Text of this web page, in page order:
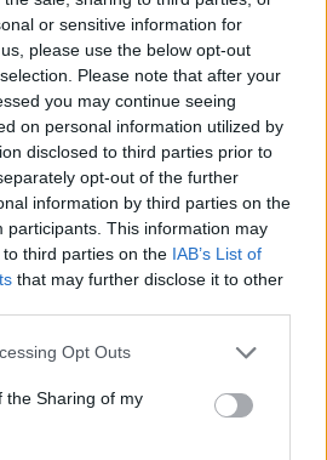
or sensitive information for
please use the below opt-out
Please note that after your
you may continue seeing
on personal information utilized by
disclosed to third parties prior to
opt-out of the further
information by third parties on the
participants. This information may
third parties on the IAB’s List of
that may further disclose it to other
Opt Outs
the Sharing of my
A
L
D
A